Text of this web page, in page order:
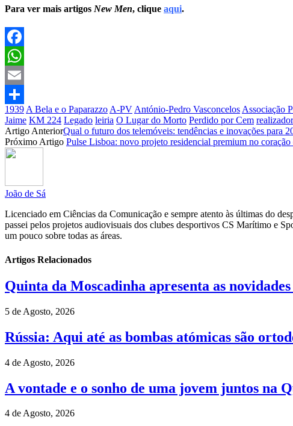
Para ver mais artigos New Men, clique aqui.
Facebook
WhatsApp
Email
Partilhar
1939A Bela e o PaparazzoA-PVAntónio-Pedro VasconcelosAssociação
Jaime KM 224 Legado leiria O Lugar do Morto Perdido por Cem realizador
Artigo AnteriorQual o futuro dos telemóveis: tendências e inovações para
Próximo Artigo Pulse Lisboa: novo projeto residencial premium no
João de Sá
Licenciado em Ciências da Comunicação e sempre atento às últimas do
passei pelos projetos audiovisuais dos clubes desportivos CS Marítimo e
um pouco sobre todas as áreas.
Artigos Relacionados
Quinta da Moscadinha apresenta as
5 de Agosto, 2026
Rússia: Aqui até as bombas atómicas são
4 de Agosto, 2026
A vontade e o sonho de uma jovem juntos na
4 de Agosto, 2026